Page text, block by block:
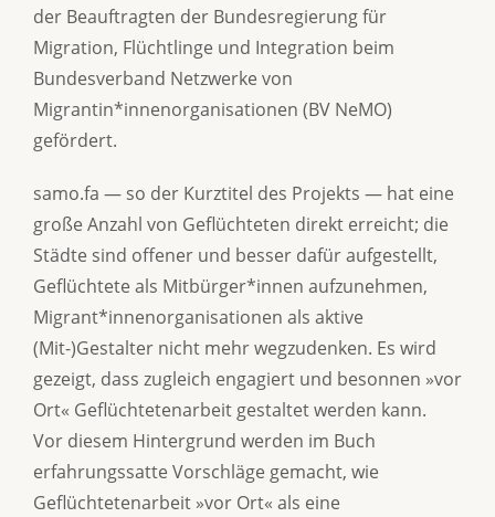
der Beauftragten der Bundesregierung für
Migration, Flüchtlinge und Integration beim
Bundesverband Netzwerke von
Migrantin*innenorganisationen (BV NeMO)
gefördert.
samo.fa — so der Kurztitel des Projekts — hat eine
große Anzahl von Geflüchteten direkt erreicht; die
Städte sind offener und besser dafür aufgestellt,
Geflüchtete als Mitbürger*innen aufzunehmen,
Migrant*innenorganisationen als aktive
(Mit-)Gestalter nicht mehr wegzudenken. Es wird
gezeigt, dass zugleich engagiert und besonnen »vor
Ort« Geflüchtetenarbeit gestaltet werden kann.
Vor diesem Hintergrund werden im Buch
erfahrungssatte Vorschläge gemacht, wie
Geflüchtetenarbeit »vor Ort« als eine